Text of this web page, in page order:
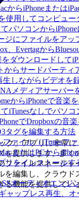
からiPhoneまたは
使用してコンピュ
パソコンから
ジにファイルをアッ
、Evertagから
をダウンロードして
からサードパーティ
生しながらビデオを
メディアサーバー
からiPhoneで音楽
iTunesなしでパソ
でDropboxの音
タグを編集する方法
ファイル（iTunesフ
またはPCから
リをインストール
オーディオエン
ャップレス再生、
ク」アプリに非常に
を提供します。多く
ファイルマネージャ
を編集し、クラウド
る機能を提供してい